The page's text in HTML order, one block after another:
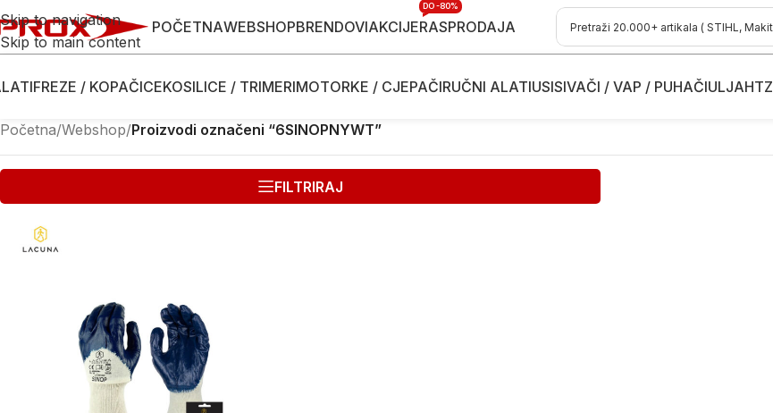
Skip to navigation
Skip to main content
POČETNAWEBSHOPBRENDOVIAKCIJERASPRODAJA
DO -80%
FREZE / KOPAČICEKOSILICE / TRIMERIMOTORKE / CJEPAČIRUČNI ALATIUSISIVAČI / VAP / PUHAČIULJAHTZ
Početna/Webshop/Proizvodi označeni “6SINOPNYWT”
FILTRIRAJ